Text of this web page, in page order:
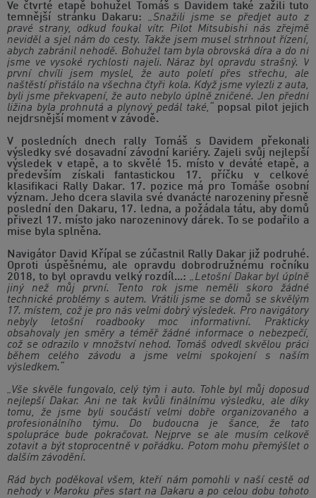
Ve čtvrté etapě bohužel Tomáš s Davidem také zažili tuto
temnější stránku Dakaru: „Snažili jsme se předjet auto z
pravé strany, odkud foukal vítr. Pilot Mitsubishi nás zřejmě
neviděl a sjel nám do cesty. Takže jsem musel strhnout řízení,
abych zabránil nehodě. Bohužel tam byla obrovská díra a do ní
jsme ve vysoké rychlosti najeli. Náraz byl opravdu strašný. V
první chvíli jsem myslel, že auto poletí přes střechu, ale
naštěstí přistálo na všechna čtyři kola. Když jsme vylezli z auta,
byli jsme překvapení, že auto nebylo úplně zničené. Jen přední
ližina byla prohnutá a plynový pedál také,“
popsal pilot jejich
nejdrsnější moment v závodě.
V posledních dnech rally Tomáš s Davidem překonali
výsledky své dosavadní závodní kariéry. Zajeli svůj nejlepší
výsledek v etapě, a to skvělé 15. místo v deváté etapě, a
především získali fantastickou 17. příčku v celkové
klasifikaci Rally Dakar. 17. pozice má pro Tomáše osobní
význam. Jeho dcera slavila své dvanácté narozeniny přesně
poslední den Dakaru, 17. ledna, a požádala tátu, aby domů
přivezl 17. místo jako narozeninový dárek. To se podařilo a
mise byla splněna.
Navigátor David Křípal se zúčastnil Rally Dakar již podruhé.
Oproti úspěšnému, ale opravdu dobrodružnému ročníku
2018, to byl opravdu velký rozdíl...: „Letošní Dakar byl úplně
jiný než můj první. Tento rok jsme neměli skoro žádné
technické problémy s autem. Vrátili jsme se domů se skvělým
17. místem, což je pro nás velmi dobrý výsledek. Pro navigátory
nebyly letošní roadbooky moc informativní. Prakticky
obsahovaly jen směry a téměř žádné informace o nebezpečí,
což se odrazilo v množství nehod. Tomáš odvedl skvělou práci
během celého závodu a jsme velmi spokojení s naším
výsledkem.“
„Vše skvěle fungovalo, celý tým i auto. Tohle byl můj doposud
nejlepší Dakar. Ani ne tak kvůli finálnímu výsledku, ale díky
tomu, že jsme byli součástí velmi dobře organizovaného a
profesionálního týmu. Do budoucna je šance, že tato
spolupráce bude pokračovat. Nejprve se ale musím celkově
zotavit a být stoprocentně v pořádku. Potom mohu přemýšlet o
dalším závodění.
Rád bych poděkoval všem, kteří nám pomohli v naší cestě od
nehody v Maroku přes start na Dakaru a po celou dobu tohoto